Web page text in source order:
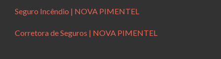
Seguro Incêndio | NOVA PIMENTEL
Corretora de Seguros | NOVA PIMENTEL